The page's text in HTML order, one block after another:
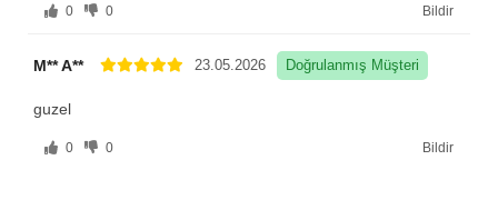
0 0 Bildir
M** A** 23.05.2026 Doğrulanmış Müşteri
guzel
0 0 Bildir